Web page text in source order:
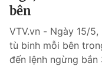
bên
VTV.vn - Ngày 15/
tù binh mỗi bên
đến lệnh ngừng